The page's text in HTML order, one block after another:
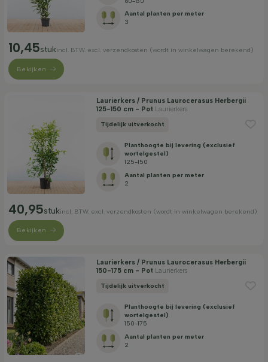
Aantal planten per meter
3
10,45stukincl. BTW. excl. verzendkosten (wordt in winkelwagen berekend)
Bekijken
Laurierkers / Prunus Laurocerasus Herbergii
125-150 cm - Pot Laurierkers
Tijdelijk uitverkocht
Planthoogte bij levering (exclusief
wortelgestel)
125-150
Aantal planten per meter
2
40,95stukincl. BTW. excl. verzendkosten (wordt in winkelwagen berekend)
Bekijken
Laurierkers / Prunus Laurocerasus Herbergii
150-175 cm - Pot Laurierkers
Tijdelijk uitverkocht
Planthoogte bij levering (exclusief
wortelgestel)
150-175
Aantal planten per meter
2